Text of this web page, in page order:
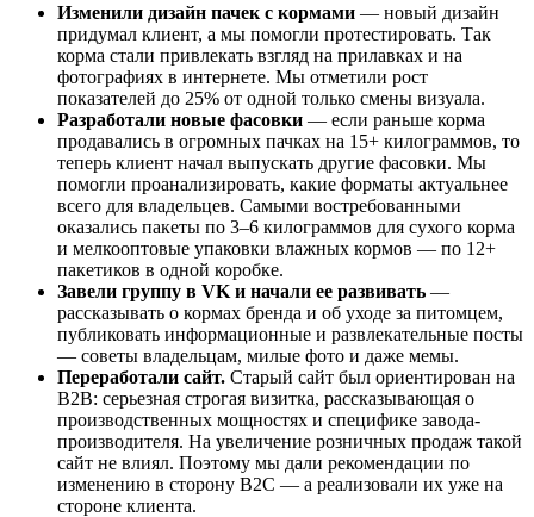
Изменили дизайн пачек с кормами — новый дизайн
придумал клиент, а мы помогли протестировать. Так
корма стали привлекать взгляд на прилавках и на
фотографиях в интернете. Мы отметили рост
показателей до 25% от одной только смены визуала.
Разработали новые фасовки — если раньше корма
продавались в огромных пачках на 15+ килограммов, то
теперь клиент начал выпускать другие фасовки. Мы
помогли проанализировать, какие форматы актуальнее
всего для владельцев. Самыми востребованными
оказались пакеты по 3–6 килограммов для сухого корма
и мелкооптовые упаковки влажных кормов — по 12+
пакетиков в одной коробке.
Завели группу в VK и начали ее развивать —
рассказывать о кормах бренда и об уходе за питомцем,
публиковать информационные и развлекательные посты
— советы владельцам, милые фото и даже мемы.
Переработали сайт. Старый сайт был ориентирован на
B2B: серьезная строгая визитка, рассказывающая о
производственных мощностях и специфике завода-
производителя. На увеличение розничных продаж такой
сайт не влиял. Поэтому мы дали рекомендации по
изменению в сторону B2C — а реализовали их уже на
стороне клиента.